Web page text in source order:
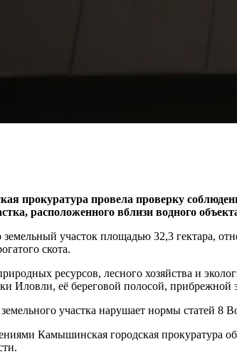
прокуратура провела проверку
расположенного вблизи водного
земельный участок площадью 32,3 гектара,
скота.
ресурсов, лесного хозяйства и
Иловли, её береговой полосой,
участка нарушает нормы статей
Камышинская городская прокуратура